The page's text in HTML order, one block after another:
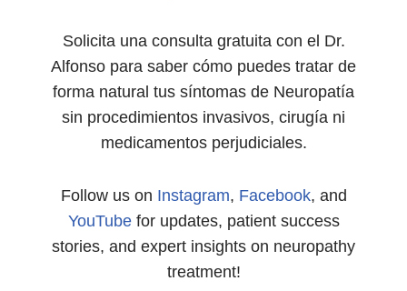
Solicita una consulta gratuita con el Dr.
Alfonso para saber cómo puedes tratar de
forma natural tus síntomas de Neuropatía
sin procedimientos invasivos, cirugía ni
medicamentos perjudiciales.
Follow us on Instagram, Facebook, and
YouTubefor updates, patient success
stories, and expert insights on neuropathy
treatment!